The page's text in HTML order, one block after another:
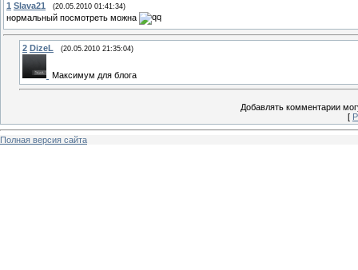
1 Slava21 (20.05.2010 01:41:34)
нормальный посмотреть можна
2 DizeL (20.05.2010 21:35:04)
Максимум для блога
Добавлять комментарии
[
Полная версия сайта